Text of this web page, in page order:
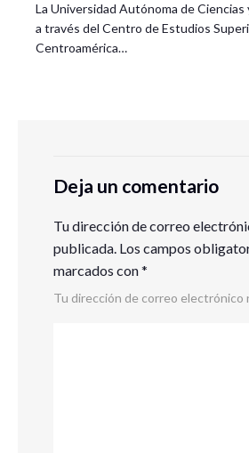
La Universidad Autónoma de Ciencias
a través del Centro de Estudios
Centroamérica…
Deja un comentario
Tu dirección de correo
publicada. Los campos
marcados con*
Tu dirección de correo electrónico